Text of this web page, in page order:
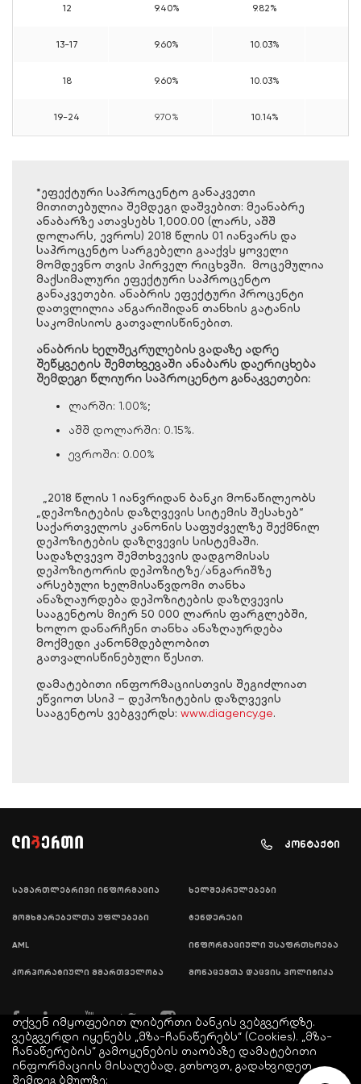
12 9.40% 9.82%
13-17 9.60% 10.03%
18 9.60% 10.03%
19-24 9.70% 10.14%
*ეფექტური საპროცენტო განაკვეთი
მითითებულია შემდეგი დაშვებით: მეანაბრე
ანაბარზე ათავსებს 1,000.00 (ლარს, აშშ
დოლარს, ევროს) 2018 წლის 01 იანვარს და
საპროცენტო სარგებელი გააქვს ყოველი
მომდევნო თვის პირველ რიცხვში. მოცემულია
მაქსიმალური ეფექტური საპროცენტო
განაკვეთები. ანაბრის ეფექტური პროცენტი
დათვლილია ანგარიშიდან თანხის გატანის
საკომისიოს გათვალისწინებით.
ანაბრის ხელშეკრულების ვადაზე ადრე
შეწყვეტის შემთხვევაში ანაბარს დაერიცხება
შემდეგი წლიური საპროცენტო განაკვეთები:
ლარში: 1.00%;
აშშ დოლარში: 0.15%.
ევროში: 0.00%
„2018 წლის 1 იანვრიდან ბანკი მონაწილეობს
„დეპოზიტების დაზღვევის სიტემის შესახებ“
საქართველოს კანონის საფუძველზე შექმნილ
დეპოზიტების დაზღვევის სისტემაში.
სადაზღვევო შემთხვევის დადგომისას
დეპოზიტორის დეპოზიტზე/ანგარიშზე
არსებული ხელმისაწვდომი თანხა
ანაზღაურდება დეპოზიტების დაზღვევის
სააგენტოს მიერ 50 000 ლარის ფარგლებში,
ხოლო დანარჩენი თანხა ანაზღაურდება
მოქმედი კანონმდებლობით
გათვალისწინებული წესით.
დამატებითი ინფორმაციისთვის შეგიძლიათ
ეწვიოთ სსიპ – დეპოზიტების დაზღვევის
სააგენტოს ვებგვერდს: www.diagency.ge.
კონტაქტი
სამართლებრივი ინფორმაცია ხელშეკრულებები
მომხმარებელთა უფლებები ტენდერები
AML ინფორმაციული უსაფრთხოება
კორპორატიული მმართველობა მონაცემთა დაცვის პოლიტიკა
თქვენ იმყოფებით ლიბერთი ბანკის ვებგვერდზე.
ვებგვერდი იყენებს „მზა-ჩანაწერებს“ (Cookies). „მზა-
ჩანაწერების“ გამოყენების თაობაზე დამატებითი
ინფორმაციის მისაღებად, გთხოვთ, გადახვიდეთ
შემდეგ ბმულზე: